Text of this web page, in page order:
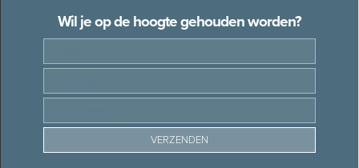
Wil je op de hoogte gehouden worden?